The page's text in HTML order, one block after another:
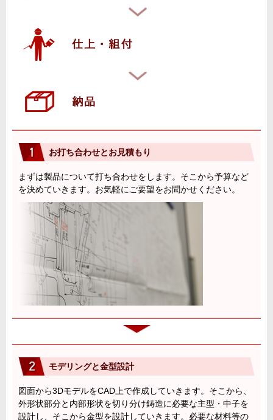
お打ち合わせとお見積もり
まずは製品について打ち合わせをします。そこから予算など
を決めていきます。お気軽にご要望をお聞かせください。
モデリングと金型設計
図面から3DモデルをCAD上で作成していきます。そこから、
外形状部分と内部形状を切り分け鋳造に必要な主型・中子を
設計し、そこから金型を設計していきます。必要な材料等の